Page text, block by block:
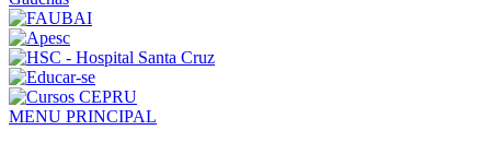
MENU PRINCIPAL